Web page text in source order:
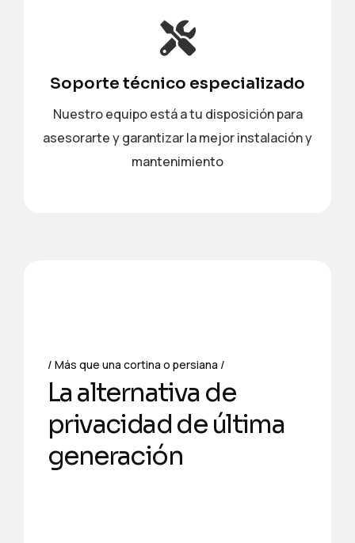
Soporte técnico especializado
Nuestro equipo está a tu disposición para
asesorarte y garantizar la mejor instalación y
mantenimiento
Más que una cortina o persiana
La alternativa de
privacidad de última
generación